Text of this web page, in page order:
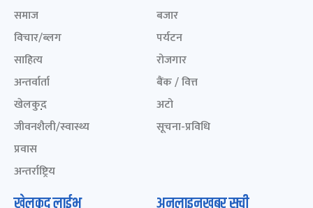
समाज
विचार/ब्लग
साहित्य
अन्तर्वार्ता
खेलकुद़़
जीवनशैली/स्वास्थ्य
प्रवास
अन्तर्राष्ट्रिय
बजार
पर्यटन
रोजगार
बैंक / वित्त
अटो
सूचना-प्रविधि